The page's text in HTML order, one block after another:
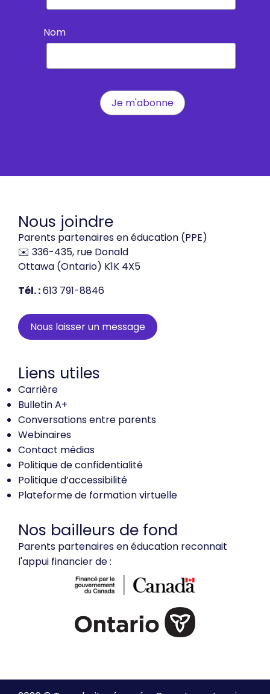
Nom
Nous joindre
Parents partenaires en éducation (PPE)
✉️ 336-435, rue Donald
Ottawa (Ontario) K1K 4X5
Tél. :613 791-8846
Nous laisser un message
Liens utiles
Carrière
Bulletin A+
Conversations entre parents
Webinaires
Contact médias
Politique de confidentialité
Politique d’accessibilité
Plateforme de formation virtuelle
Nos bailleurs de fond
Parents partenaires en éducation reconnait
l'appui financier de :